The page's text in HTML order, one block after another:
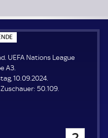
P
E
L
E
N
D
E
UEFA Nations League
A3.
10.09.2024.
Zuschauer: Z
50.109.